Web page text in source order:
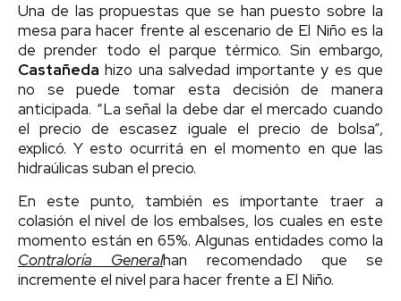
Una de las propuestas que se han puesto sobre la
mesa para hacer frente al escenario de El Niño es la
de prender todo el parque térmico. Sin embargo,
Castañeda hizo una salvedad importante y es que
no se puede tomar esta decisión de manera
anticipada. “La señal la debe dar el mercado cuando
el precio de escasez iguale el precio de bolsa”,
explicó. Y esto ocurritá en el momento en que las
hidraúlicas suban el precio.
En este punto, también es importante traer a
colasión el nivel de los embalses, los cuales en este
momento están en 65%. Algunas entidades como la
Contraloría Generalhan recomendado que se
incremente el nivel para hacer frente a El Niño.